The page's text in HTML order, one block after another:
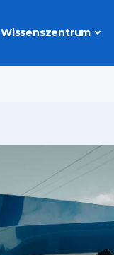
Wissenszentrum